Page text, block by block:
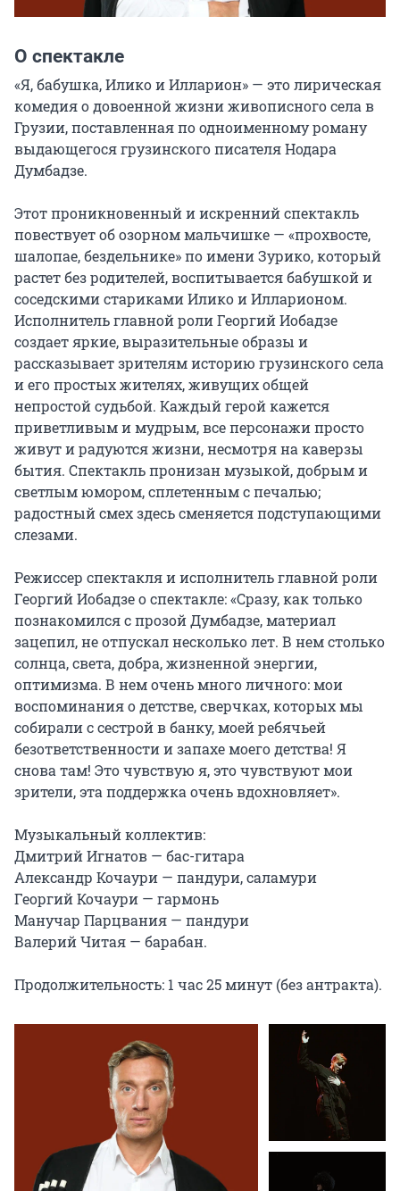
О спектакле
«Я, бабушка, Илико и Илларион» — это лирическая
комедия о довоенной жизни живописного села в
Грузии, поставленная по одноименному роману
выдающегося грузинского писателя Нодара
Думбадзе.
Этот проникновенный и искренний спектакль
повествует об озорном мальчишке — «прохвосте,
шалопае, бездельнике» по имени Зурико, который
растет без родителей, воспитывается бабушкой и
соседскими стариками Илико и Илларионом.
Исполнитель главной роли Георгий Иобадзе
создает яркие, выразительные образы и
рассказывает зрителям историю грузинского села
и его простых жителях, живущих общей
непростой судьбой. Каждый герой кажется
приветливым и мудрым, все персонажи просто
живут и радуются жизни, несмотря на каверзы
бытия. Спектакль пронизан музыкой, добрым и
светлым юмором, сплетенным с печалью;
радостный смех здесь сменяется подступающими
слезами.
Режиссер спектакля и исполнитель главной роли
Георгий Иобадзе о спектакле: «Сразу, как только
познакомился с прозой Думбадзе, материал
зацепил, не отпускал несколько лет. В нем столько
солнца, света, добра, жизненной энергии,
оптимизма. В нем очень много личного: мои
воспоминания о детстве, сверчках, которых мы
собирали с сестрой в банку, моей ребячьей
безответственности и запахе моего детства! Я
снова там! Это чувствую я, это чувствуют мои
зрители, эта поддержка очень вдохновляет».
Музыкальный коллектив:
Дмитрий Игнатов — бас-гитара
Александр Кочаури — пандури, саламури
Георгий Кочаури — гармонь
Манучар Парцвания — пандури
Валерий Читая — барабан.
Продолжительность: 1 час 25 минут (без антракта).